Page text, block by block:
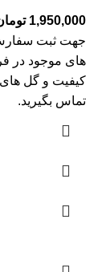
1,950,000
جهت ثبت
های موجود در
کیفیت و گل
تماس بگیرید.